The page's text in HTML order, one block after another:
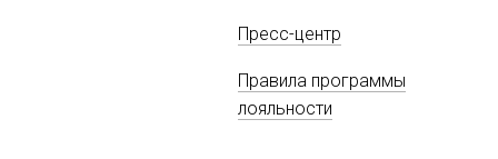
Пресс-центр
Правила программы
лояльности